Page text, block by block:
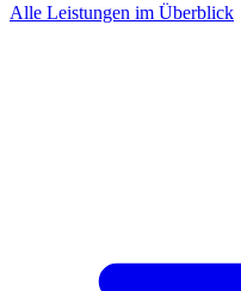
Alle Leistungen im Überblick